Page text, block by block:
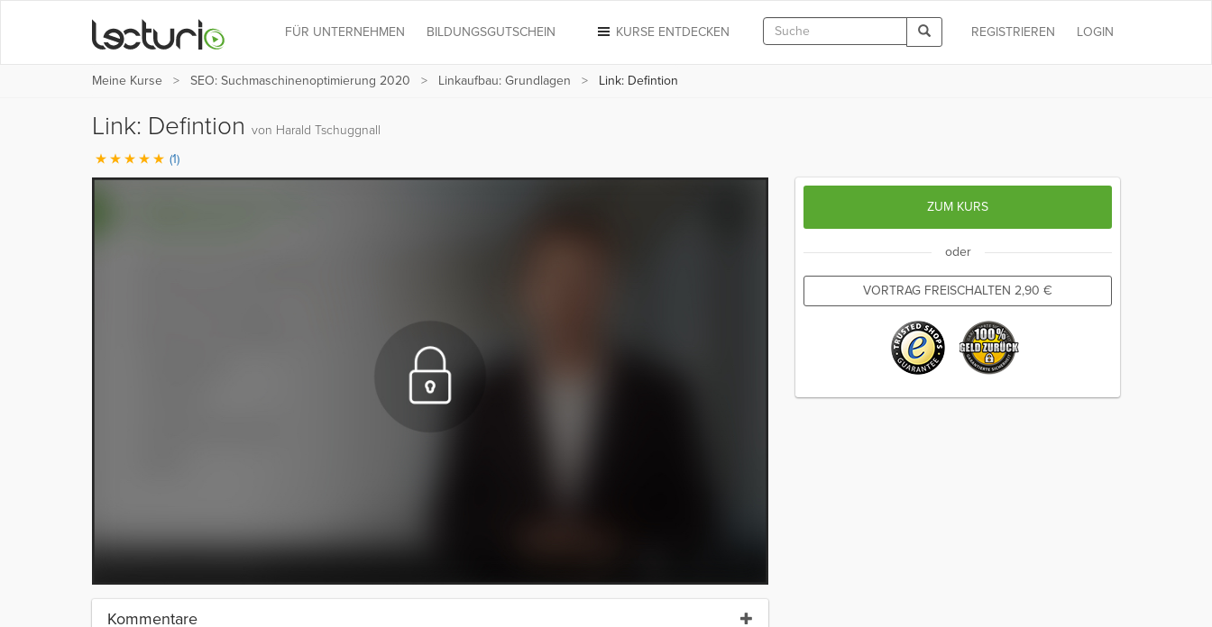
LOGIN
REGISTRIEREN
KURSE ENTDECKEN
FÜR UNTERNEHMEN BILDUNGSGUTSCHEIN
Meine Kurse SEO: Suchmaschinenoptimierung 2020 Linkaufbau: Grundlagen Link: Defintion
Link: Defintion von Harald Tschuggnall
(1)
Kommentare
ZUM KURS
oder
VORTRAG FREISCHALTEN 2,90 €